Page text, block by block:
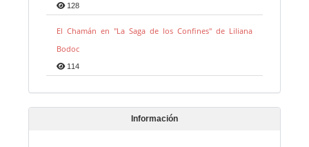
128
El Chamán en "La Saga de los Confines" de Liliana
Bodoc
114
Información